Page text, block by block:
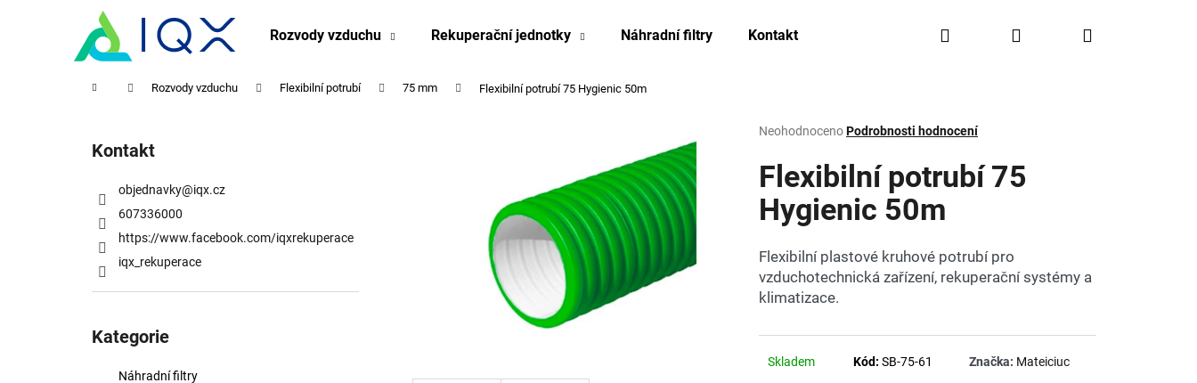
Rozvody vzduchu Rekuperační jednotky Náhradní filtry Kontakt Doprava a platba Značky
Hledat PřihlášeníNákupní
Domů Rozvody vzduchu Flexibilní potrubí 75 mm Flexibilní potrubí 75 Hygienic 50m
Kontakt
objednavky@iqx.cz
607336000
https://www.facebook.com/iqxrekuperace
iqx_rekuperace
kategorie
Kategorie
Náhradní filtry
Průměrné
produktu
je
0,0
hvězdiček.
NeohodnocenoPodrobnosti hodnocení
Flexibilní potrubí 75
Hygienic 50m
Flexibilní plastové kruhové potrubí pro
vzduchotechnická zařízení, rekuperační systémy a
klimatizace.
Skladem Kód: SB-75-61 Značka: Mateiciuc
Zpět
Zpět
Co potřebujete najít?
HLEDAT
Doporučujeme